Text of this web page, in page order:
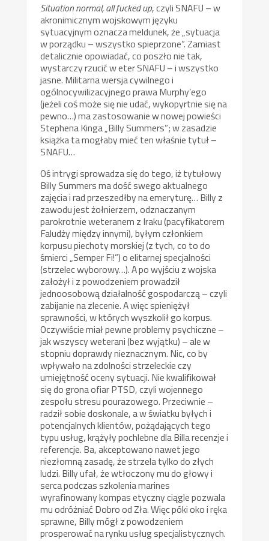
Situation normal, all fucked up, czyli SNAFU – w
akronimicznym wojskowym języku
sytuacyjnym oznacza meldunek, że „sytuacja
w porządku – wszystko spieprzone”. Zamiast
detalicznie opowiadać, co poszło nie tak,
wystarczy rzucić w eter SNAFU – i wszystko
jasne. Militarna wersja cywilnego i
ogólnocywilizacyjnego prawa Murphy’ego
(jeżeli coś może się nie udać, wykopyrtnie się na
pewno…) ma zastosowanie w nowej powieści
Stephena Kinga „Billy Summers”; w zasadzie
książka ta mogłaby mieć ten właśnie tytuł –
SNAFU…
Oś intrygi sprowadza się do tego, iż tytułowy
Billy Summers ma dość swego aktualnego
zajęcia i rad przeszedłby na emeryturę… Billy z
zawodu jest żołnierzem, odznaczanym
parokrotnie weteranem z Iraku (pacyfikatorem
Faludży między innymi), byłym członkiem
korpusu piechoty morskiej (z tych, co to do
śmierci „Semper Fi!”) o elitarnej specjalności
(strzelec wyborowy…). A po wyjściu z wojska
założył i z powodzeniem prowadził
jednoosobową działalność gospodarczą – czyli
zabijanie na zlecenie. A więc spieniężył
sprawności, w których wyszkolił go korpus.
Oczywiście miał pewne problemy psychiczne –
jak wszyscy weterani (bez wyjątku) – ale w
stopniu doprawdy nieznacznym. Nic, co by
wpływało na zdolności strzeleckie czy
umiejętność oceny sytuacji. Nie kwalifikował
się do grona ofiar PTSD, czyli wojennego
zespołu stresu pourazowego. Przeciwnie –
radził sobie doskonale, a w światku byłych i
potencjalnych klientów, pożądających tego
typu usług, krążyły pochlebne dla Billa recenzje i
referencje. Ba, akceptowano nawet jego
niezłomną zasadę, że strzela tylko do złych
ludzi. Billy ufał, że wtłoczony mu do głowy i
serca podczas szkolenia marines
wyrafinowany kompas etyczny ciągle pozwala
mu odróżniać Dobro od Zła. Więc póki oko i ręka
sprawne, Billy mógł z powodzeniem
prosperować na rynku usług specjalistycznych.